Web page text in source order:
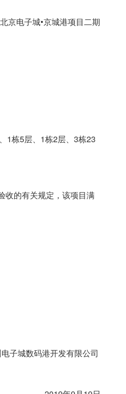
京电子城•京城港项目二期
1栋5层、1栋2层、3栋23
收的有关规定，该项目满
数码港开发有限公司